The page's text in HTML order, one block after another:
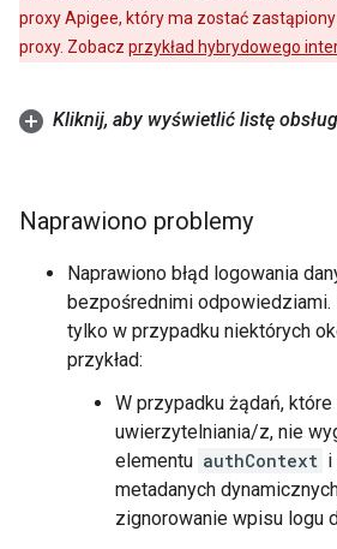
proxy Apigee, który ma zostać
proxy. Zobacz przykład hybrydowego
Kliknij, aby wyświetlić listę
Naprawiono problemy
Naprawiono błąd logowania
bezpośrednimi odpowiedziami.
tylko w przypadku niektórych
przykład:
W przypadku żądań,
uwierzytelniania/z, nie
elementu authContext i
metadanych
zignorowanie wpisu logu